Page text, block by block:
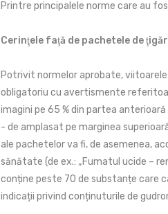
Printre principalele norme care au
Cerinţele faţă de pachetele de
Potrivit normelor aprobate,
obligatoriu cu avertismente
imagini pe 65 % din partea
- de amplasat pe marginea
ale pachetelor va fi, de asemenea,
sănătate (de ex.: „Fumatul ucide –
conține peste 70 de substanțe care
indicații privind conținuturile de